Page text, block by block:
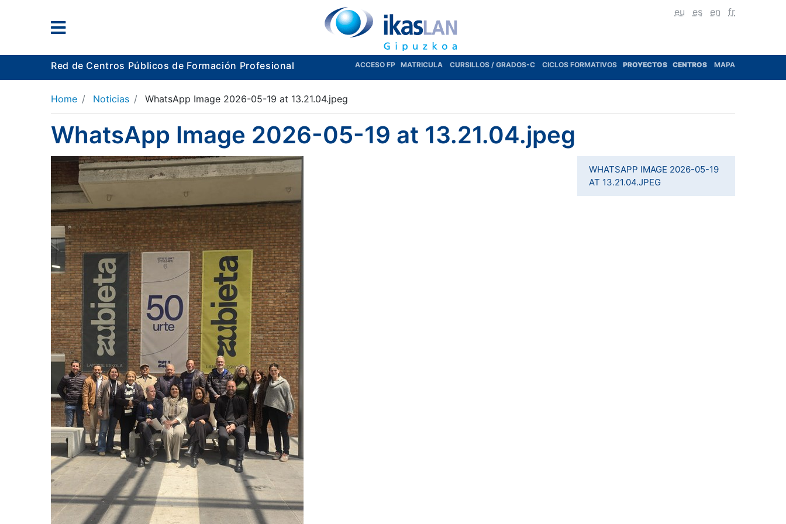
eu es en fr
Red de Centros Públicos de Formación Profesional ACCESO FP MATRICULA CURSILLOS / GRADOS-C CICLOS FORMATIVOS PROYECTOS CENTROS MAPA
Home Noticias WhatsApp Image 2026-05-19 at 13.21.04.jpeg
WhatsApp Image 2026-05-19 at 13.21.04.jpeg
WHATSAPP IMAGE 2026-05-19
AT 13.21.04.JPEG